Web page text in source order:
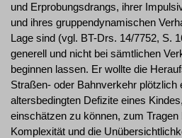
und Erprobungsdrangs, ihrer
und ihres gruppendynamischen
Lage sind (vgl. BT-Drs. 14/7752, S.
generell und nicht bei sämtlichen
beginnen lassen. Er wollte die
Straßen- oder Bahnverkehr plötzlich
altersbedingten Defizite eines
einschätzen zu können, zum
Komplexität und die